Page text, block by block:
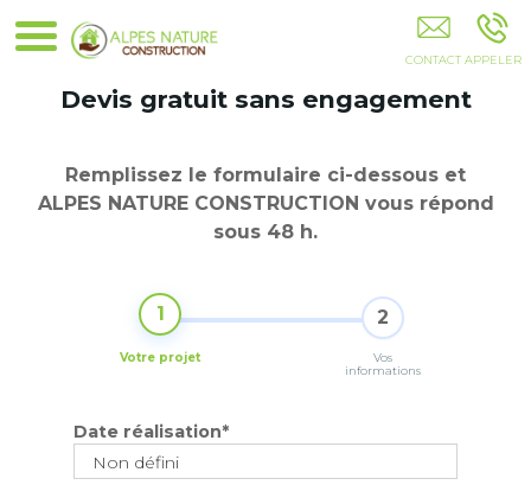
ALPES NATURE CONSTRUCTION GAP
Devis gratuit sans engagement
Remplissez le formulaire ci-dessous et
ALPES NATURE CONSTRUCTION vous répond
sous 48 h.
1
Votre projet
2
Vos
informations
Date réalisation*